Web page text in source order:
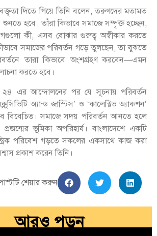
বক্তৃতা দিতে গিয়ে তিনি বলেন, তরুণদের মতামত
শুনতে হবে। তাঁরা কিভাবে সমাজে সম্পৃক্ত হচ্ছেন,
কী, এসব বোঝার গুরুত্ব অস্বীকার করতে
সমাজের পরিবর্তন গড়ে তুলছেন, তা বুঝতে
তারা কিভাবে অংশগ্রহণ করবেন—এমন
করতে হবে।
এর আন্দোলনের পর যে সূচনায় পরিবর্তন
অ্যান্ড জাস্টিস’ ও ‘কালেক্টিভ অ্যাকশন’
বিবেচিত। সমাজে সদয় পরিবর্তন আনতে হলে
ভূমিকা অপরিহার্য। বাংলাদেশে একটি
পরিবেশ গড়তে সকলের একসাথে কাজ করা
প্রকাশ করেন তিনি।
শেয়ার করুন
আরও পড়ুন